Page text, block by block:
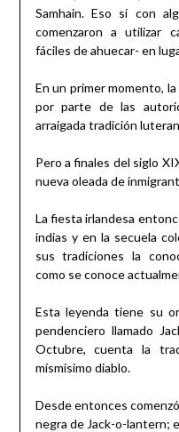
Samhain. Eso sí con
comenzaron a utilizar
fáciles de ahuecar- en
En un primer momento,
por parte de las
arraigada tradición
Pero a finales del siglo
nueva oleada de
La fiesta irlandesa
indias y en la secuela
sus tradiciones la
como se conoce
Esta leyenda tiene su
pendenciero llamado
Octubre, cuenta la
mísmisimo diablo.
Desde entonces
negra de Jack-o-lantern;